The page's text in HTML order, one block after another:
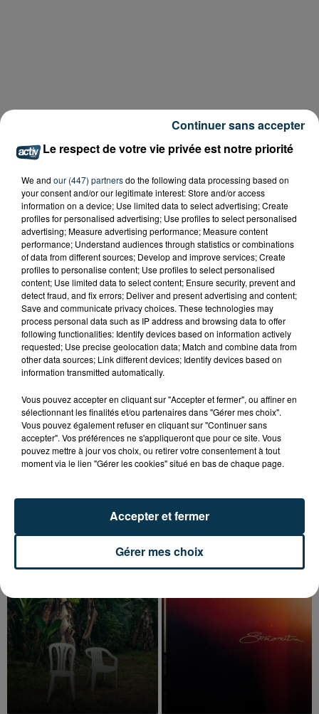
TITRES DIFFUSÉS
5h05
5h05
Mr Know It All
5h02
5h02
Celui Qui Part
Le respect de votre vie privée est notre priorité
We and our (447) partnersdo the following data processing based on
your consent and/or our legitimate interest: Store and/or access
information on a device; Use limited data to select advertising; Create
profiles for personalised advertising; Use profiles to select personalised
advertising; Measure advertising performance; Measure content
performance; Understand audiences through statistics or combinations
of data from different sources; Develop and improve services; Create
profiles to personalise content; Use profiles to select personalised
content; Use limited data to select content; Ensure security, prevent and
detect fraud, and fix errors; Deliver and present advertising and content;
Save and communicate privacy choices. These technologies may
process personal data such as IP address and browsing data to offer
following functionalities: Identify devices based on information actively
requested; Use precise geolocation data; Match and combine data from
other data sources; Link different devices; Identify devices based on
information transmitted automatically.
Vous pouvez accepter en cliquant sur "Accepter et fermer", ou affiner en
sélectionnant les finalités et/ou partenaires dans "Gérer mes choix".
Vous pouvez également refuser en cliquant sur "Continuer sans
accepter". Vos préférences ne s'appliqueront que pour ce site. Vous
pouvez mettre à jour vos choix, ou retirer votre consentement à tout
moment via le lien "Gérer les cookies" situé en bas de chaque page.
Gérer mes choix
Accepter et fermer
Continuer sans accepter